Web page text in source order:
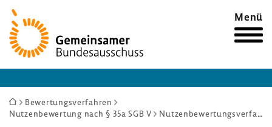
Zur
Startseite
Menü
Sie
sind
Bewertungsverfahren
Nutzenbewertung nach § 35a SGB V
Nutzenbewertungsverfahren zum Wirkstoff Risankizumab (Neues Anwendungsgebiet: Psoriasis-Arthritis, Monotherapie oder in Kombination mit Methotrexat)